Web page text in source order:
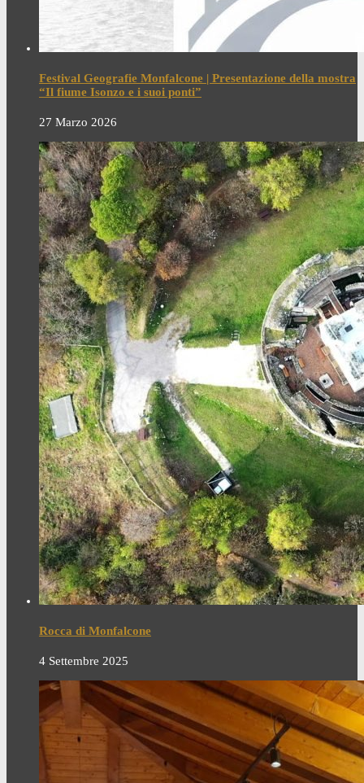
Festival Geografie Monfalcone | Presentazione della mostra
“Il fiume Isonzo e i suoi ponti”
27 Marzo 2026
Rocca di Monfalcone
4 Settembre 2025